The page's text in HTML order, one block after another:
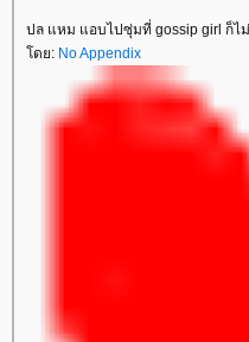
ปล แหม แอบไปซุ่มที่ gossip girl ก็ไ
ดย: No Appendix